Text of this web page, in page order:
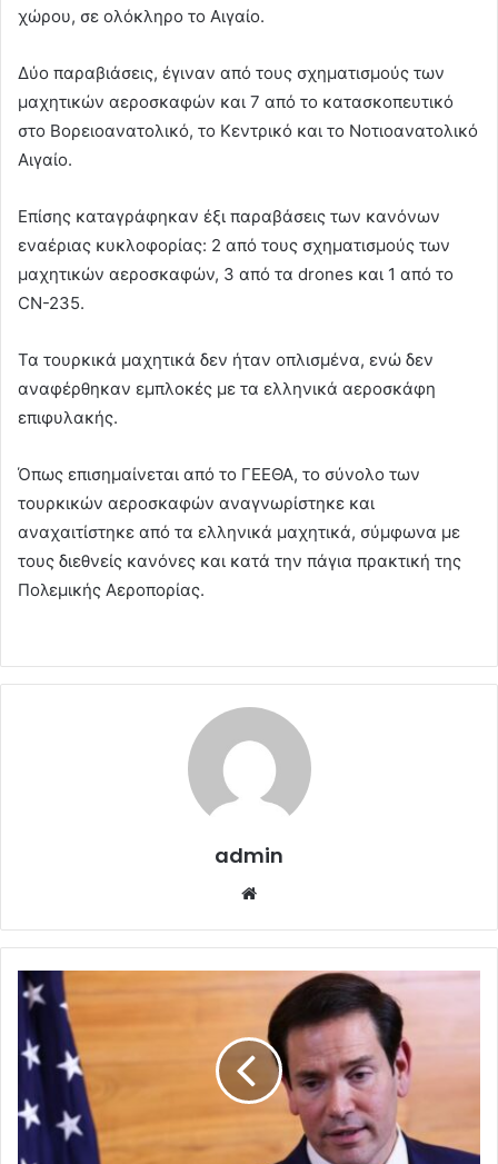
χώρου, σε ολόκληρο το Αιγαίο.
Δύο παραβιάσεις, έγιναν από τους σχηματισμούς των
μαχητικών αεροσκαφών και 7 από το κατασκοπευτικό
στο Βορειοανατολικό, το Κεντρικό και το Νοτιοανατολικό
Αιγαίο.
Επίσης καταγράφηκαν έξι παραβάσεις των κανόνων
εναέριας κυκλοφορίας: 2 από τους σχηματισμούς των
μαχητικών αεροσκαφών, 3 από τα drones και 1 από το
CN-235.
Τα τουρκικά μαχητικά δεν ήταν οπλισμένα, ενώ δεν
αναφέρθηκαν εμπλοκές με τα ελληνικά αεροσκάφη
επιφυλακής.
Όπως επισημαίνεται από το ΓΕΕΘΑ, το σύνολο των
τουρκικών αεροσκαφών αναγνωρίστηκε και
αναχαιτίστηκε από τα ελληνικά μαχητικά, σύμφωνα με
τους διεθνείς κανόνες και κατά την πάγια πρακτική της
Πολεμικής Αεροπορίας.
admin